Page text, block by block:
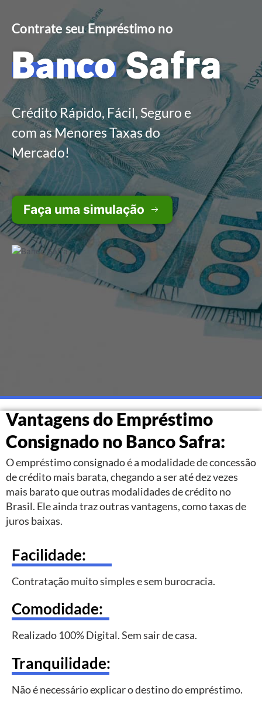
Contrate seu Empréstimo no
BancoSafra
Crédito Rápido, Fácil, Seguro e
com as Menores Taxas do
Mercado!
Faça uma simulação
Vantagens do Empréstimo
Consignado no Banco Safra:
O empréstimo consignado é a modalidade de concessão
de crédito mais barata, chegando a ser até dez vezes
mais barato que outras modalidades de crédito no
Brasil. Ele ainda traz outras vantagens, como taxas de
juros baixas.
Facilidade:
Contratação muito simples e sem burocracia.
Comodidade:
Realizado 100% Digital. Sem sair de casa.
Tranquilidade:
Não é necessário explicar o destino do empréstimo.